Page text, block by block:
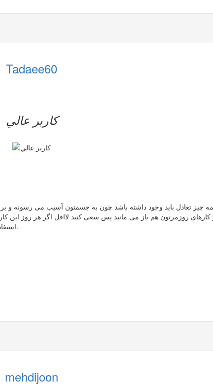
Tadaee60
کاربر عالي
چیز تعادل باید وجود داشته باشد چون به جسمتون آسیب می رسونه
روزمرتون هم باز می مانید پس سعی کنید لااقل اگر هر روز این
استفاده کنید و هر چقدر هم غذاهایی که طبع گرم دارند استفاده کنید این میل در شما بیشتر تقویت می شود.
mehdijoon